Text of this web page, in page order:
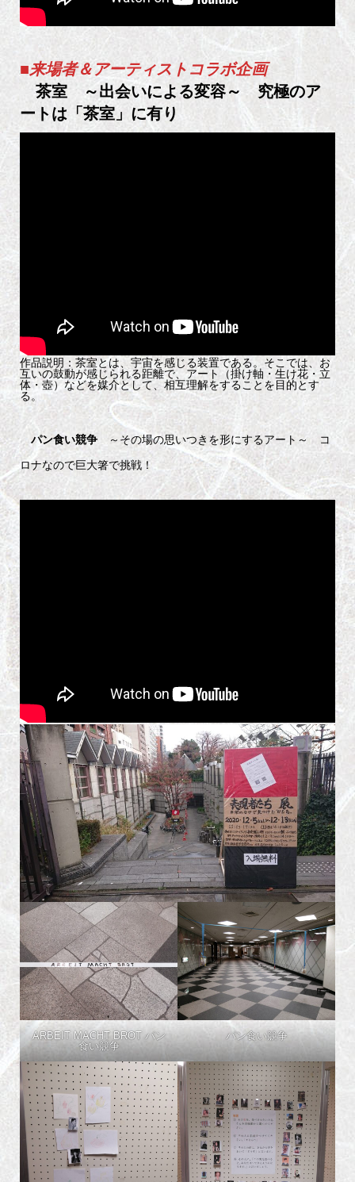
■来場者＆アーティストコラボ企画
茶室 ～出会いによる変容～ 究極のア
ートは「茶室」に有り
作品説明：茶室とは、宇宙を感じる装置である。そこでは、お
互いの鼓動が感じられる距離で、アート（掛け軸・生け花・立
体・壺）などを媒介として、相互理解をすることを目的とす
る。
パン食い競争 ～その場の思いつきを形にするアート～ コ
ロナなので巨大箸で挑戦！
ARBEIT MACHT BROT パン
食い競争
パン食い競争